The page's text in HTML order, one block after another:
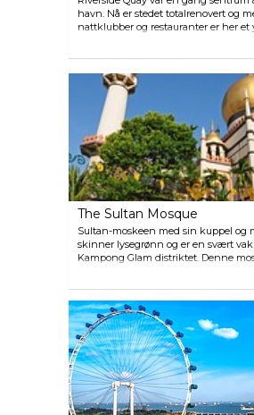
havn. Nå er stedet totalrenovert og
nattklubber og restauranter er her et
natteliv. De historiske bygningene er
The Sultan Mosque
Sultan-moskeen med sin kuppel og
skinner lysegrønn og er en svært
Kampong Glam distriktet. Denne
muslimenes viktigste bygningen i
velkommen til moskeene selv om
reservert for de som er trofaste